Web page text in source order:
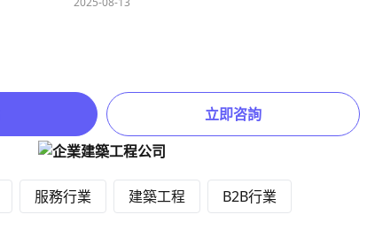
立即咨詢
服務行業 建築工程 B2B行業